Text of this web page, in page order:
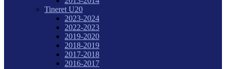
Tineret U20
2023-2024
2022-2023
2019-2020
2018-2019
2017-2018
2016-2017